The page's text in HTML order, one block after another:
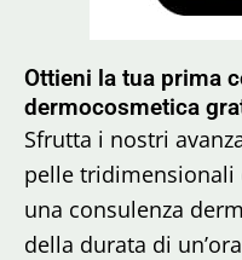
Ottieni la tua prima
dermocosmetica
Sfrutta i nostri
pelle
una consulenza
della durata di